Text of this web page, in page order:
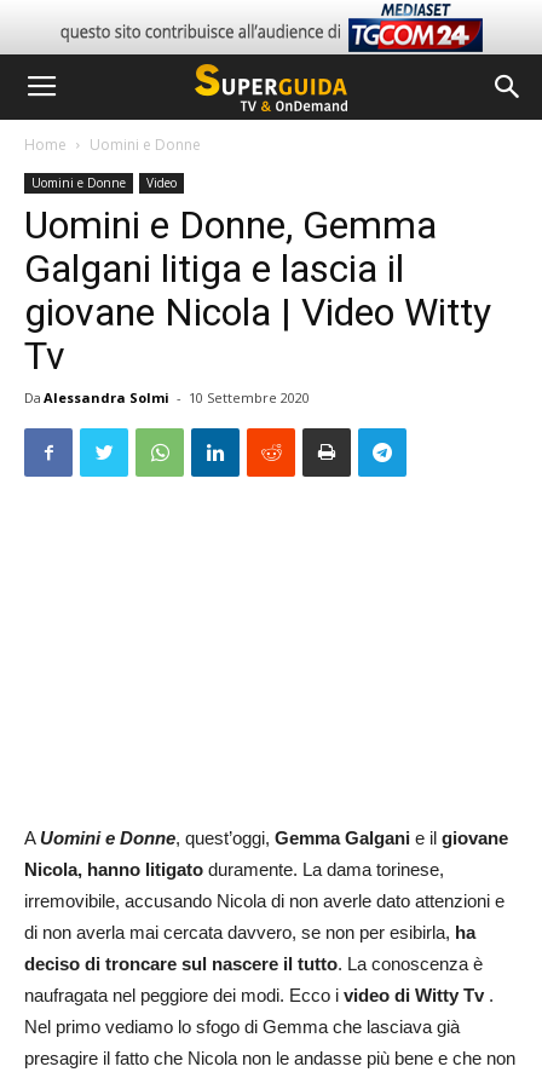
Home Uomini e Donne
Uomini e Donne Video
Uomini e Donne, Gemma
Galgani litiga e lascia il
giovane Nicola | Video Witty
Tv
Da Alessandra Solmi - 10 Settembre 2020
AUomini e Donne, quest’oggi, Gemma Galgani e il giovane
Nicola, hanno litigato duramente. La dama torinese,
irremovibile, accusando Nicola di non averle dato attenzioni e
di non averla mai cercata davvero, se non per esibirla, ha
deciso di troncare sul nascere il tutto. La conoscenza è
naufragata nel peggiore dei modi. Ecco i video di Witty Tv.
Nel primo vediamo lo sfogo di Gemma che lasciava già
presagire il fatto che Nicola non le andasse più bene e che non